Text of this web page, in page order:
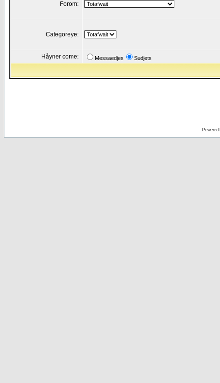
Forom:
Categoreye:
Håyner come: Messaedjes Sudjets
Powered